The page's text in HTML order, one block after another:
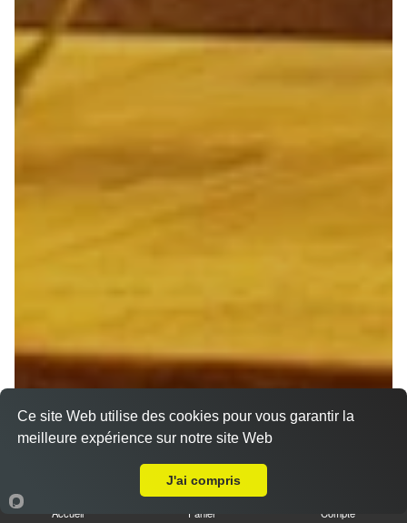
Accueil Panier Compte
Ce site Web utilise des cookies pour vous garantir la
meilleure expérience sur notre site Web
J'ai compris